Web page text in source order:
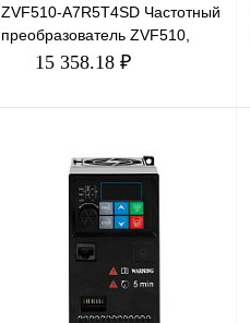
ZVF510-A7R5T4SD Частотный
преобразователь ZVF510,
380В, 7,5кВт, 17А
15 358.18 ₽
В корзину
Купить в 1 клик Сравнение
В избранное
В наличии